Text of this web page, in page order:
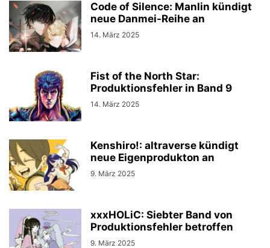
Code of Silence: Manlin kündigt
neue Danmei-Reihe an
14. März 2025
Fist of the North Star:
Produktionsfehler in Band 9
14. März 2025
Kenshiro!: altraverse kündigt
neue Eigenprodukton an
9. März 2025
xxxHOLiC: Siebter Band von
Produktionsfehler betroffen
9. März 2025